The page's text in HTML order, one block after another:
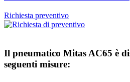
Richiesta preventivo
Il pneumatico Mitas AC65 è
seguenti misure: